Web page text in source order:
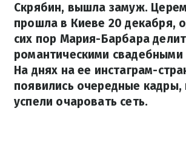
Скрябин, вышла замуж.
прошла в Киеве 20 декабря,
сих пор Мария-Барбара
романтическими свадебными
На днях на ее инстаграм-
появились очередные кадры,
успели очаровать сеть.